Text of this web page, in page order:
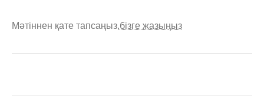
Мәтіннен қате тапсаңыз,бізге жазыңыз